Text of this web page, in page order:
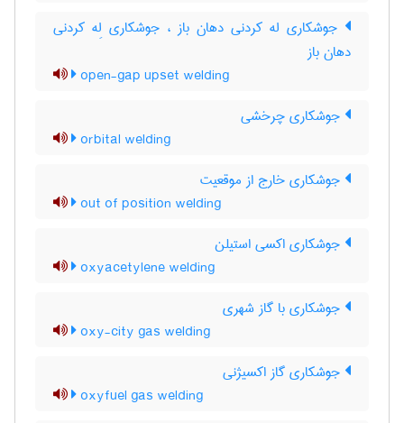
جوشکاری له کردنی دهان باز ، جوشکاری لِه کردنی
دهان باز
open-gap upset welding
جوشکاری چرخشی
orbital welding
جوشکاری خارج از موقعیت
out of position welding
جوشکاری اکسی استیلن
oxyacetylene welding
جوشکاری با گاز شهری
oxy-city gas welding
جوشکاری گاز اکسیژنی
oxyfuel gas welding